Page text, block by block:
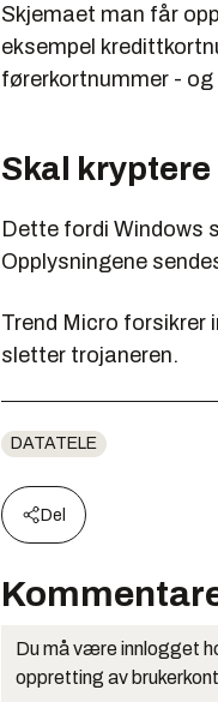
Skjemaet man får
eksempel
førerkortnummer - og
Skal kryptere
Dette fordi Windows
Opplysningene
Trend Micro forsikrer
sletter trojaneren.
DATATELE
Del
Du må være innlogget
oppretting av